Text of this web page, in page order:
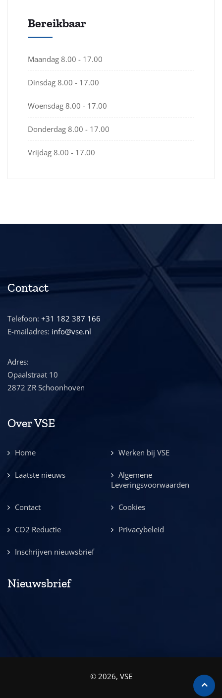
Bereikbaar
Maandag 8.00 - 17.00
Dinsdag 8.00 - 17.00
Woensdag 8.00 - 17.00
Donderdag 8.00 - 17.00
Vrijdag 8.00 - 17.00
Contact
Telefoon: +31 182 387 166
E-mailadres: info@vse.nl
Adres:
Opaalstraat 10
2872 ZR Schoonhoven
Over VSE
Home Werken bij VSE
Laatste nieuws
Algemene
Leveringsvoorwaarden
Contact Cookies
CO2 Reductie Privacybeleid
Inschrijven nieuwsbrief
Nieuwsbrief
© 2026, VSE